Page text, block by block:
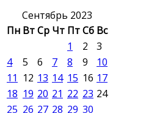
Сентябрь 2023
Пн ВтСр Чт ПтСб Вс
1
2
3
4
5 6 7 8 9
10
11 12 13 14 15 16 17
18 19 20 21 22 23 24
25 26 27 28 29 30